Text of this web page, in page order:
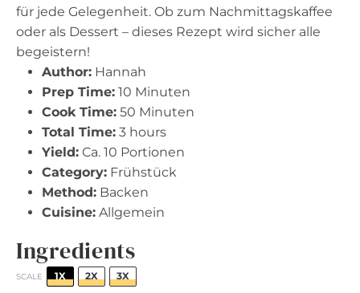
für jede Gelegenheit. Ob zum Nachmittagskaffee
oder als Dessert – dieses Rezept wird sicher alle
begeistern!
Author: Hannah
Prep Time: 10 Minuten
Cook Time: 50 Minuten
Total Time: 3 hours
Yield: Ca. 10 Portionen
Category: Frühstück
Method: Backen
Cuisine: Allgemein
Ingredients
SCALE 1X 2X 3X